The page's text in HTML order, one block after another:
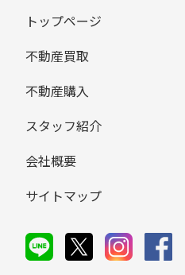
トップページ
不動産買取
不動産購入
スタッフ紹介
会社概要
サイトマップ